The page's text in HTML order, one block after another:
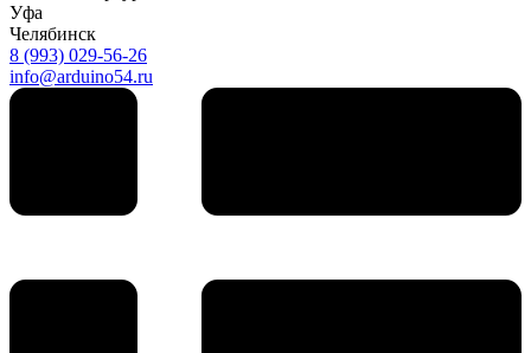
Уфа
Челябинск
8 (993) 029-56-26
info@arduino54.ru